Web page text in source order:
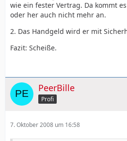
wie ein fester Vertrag. Da kommt
oder her auch nicht mehr an.
2. Das Handgeld wird er mit
Fazit: Scheiße.
PeerBille
Profi
7. Oktober 2008 um 16:58